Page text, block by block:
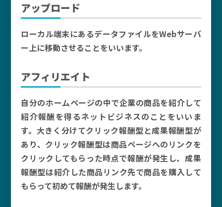
アップロード
ローカル端末にあるデータファイルをWebサーバ
ー上に移動させることをいいます。
アフィリエイト
自分のホームページの中で企業の商品を紹介して
紹介報酬を得るネットビジネスのことをいいま
す。大きく分けてクリック報酬型と成果報酬型が
あり、クリック報酬型は商品ページへのリンクを
クリックしてもらった時点で報酬が発生し、成果
報酬型は紹介した商品リンク先で商品を購入して
もらって初めて報酬が発生します。